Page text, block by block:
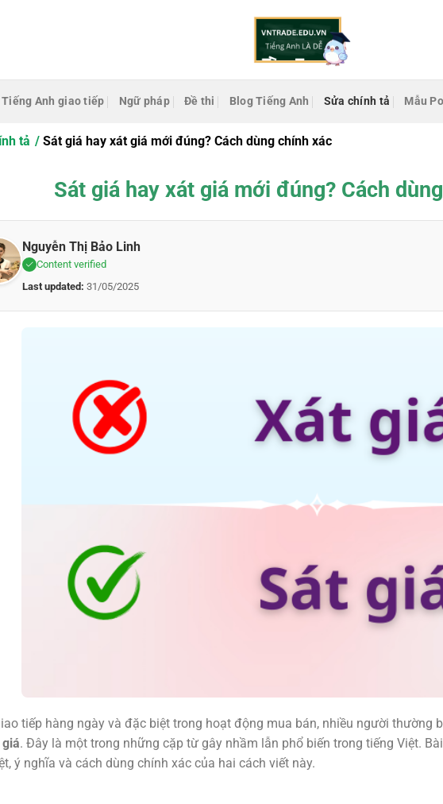
Tiếng Anh giao tiếp Ngữ pháp Đề thi Blog Tiếng Anh Sửa chính tả Mẫu
tả Sát giá hay xát giá mới đúng? Cách dùng chính xác
Sát giá hay xát giá mới đúng? Cách
Nguyễn Thị Bảo Linh
Content verified
Last updated: 31/05/2025
tiếp hàng ngày và đặc biệt trong hoạt động mua bán, nhiều người thường
. Đây là một trong những cặp từ gây nhầm lẫn phổ biến trong tiếng Việt.
ý nghĩa và cách dùng chính xác của hai cách viết này.